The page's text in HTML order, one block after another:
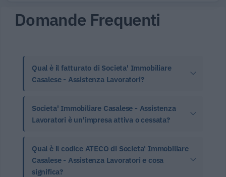
Domande Frequenti
Qual è il fatturato di Societa' Immobiliare
Casalese - Assistenza Lavoratori?
Societa' Immobiliare Casalese - Assistenza
Lavoratori è un'impresa attiva o cessata?
Qual è il codice ATECO di Societa' Immobiliare
Casalese - Assistenza Lavoratori e cosa
significa?